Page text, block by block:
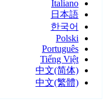
Italiano
日本語
한국어
Polski
Português
Tiếng Việt
中文(简体)
中文(繁體)